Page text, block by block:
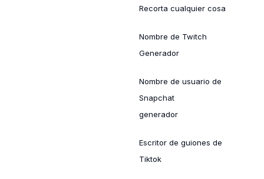
Recorta cualquier cosa
Nombre de Twitch
Generador
Nombre de usuario de
Snapchat
generador
Escritor de guiones de
Tiktok